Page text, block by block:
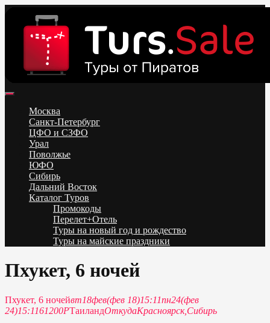
content
Низкие цены на путевки 3-7-10 ночей все включено, отдых на
море. Распродажа экскурсионных и горнолыжных туров.
Обновление каждый день. Официальный сайт Тур Сейл
Москва
Санкт-Петербург
ЦФО и СЗФО
Урал
Поволжье
ЮФО
Сибирь
Дальний Восток
Каталог Туров
Промокоды
Перелет+Отель
Туры на новый год и рождество
Туры на майские праздники
Пхукет, 6 ночей
Пхукет, 6 ночейвт18фев(фев 18)15:11пн24(фев
24)15:1161200РТаиландОткудаКрасноярск, Сибирь